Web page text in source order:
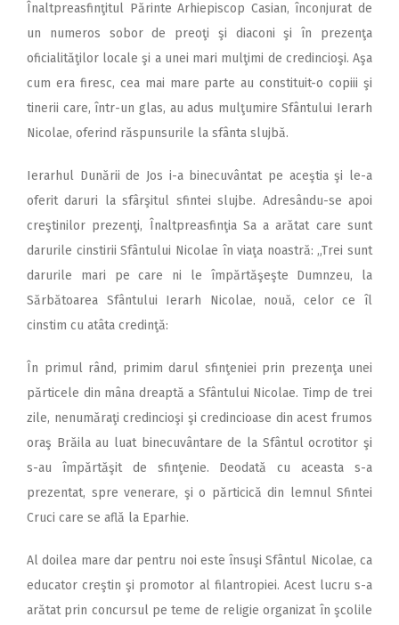
Înaltpreasfinţitul Părinte Arhiepiscop Casian, înconjurat de
un numeros sobor de preoţi şi diaconi şi în prezenţa
oficialităţilor locale şi a unei mari mulţimi de credincioşi. Aşa
cum era firesc, cea mai mare parte au constituit-o copiii şi
tinerii care, într-un glas, au adus mulţumire Sfântului Ierarh
Nicolae, oferind răspunsurile la sfânta slujbă.
Ierarhul Dunării de Jos i-a binecuvântat pe aceştia şi le-a
oferit daruri la sfârşitul sfintei slujbe. Adresându-se apoi
creştinilor prezenţi, Înaltpreasfinţia Sa a arătat care sunt
darurile cinstirii Sfântului Nicolae în viaţa noastră: „Trei sunt
darurile mari pe care ni le împărtăşeşte Dumnzeu, la
Sărbătoarea Sfântului Ierarh Nicolae, nouă, celor ce îl
cinstim cu atâta credinţă:
În primul rând, primim darul sfinţeniei prin prezenţa unei
părticele din mâna dreaptă a Sfântului Nicolae. Timp de trei
zile, nenumăraţi credincioşi şi credincioase din acest frumos
oraş Brăila au luat binecuvântare de la Sfântul ocrotitor şi
s-au împărtăşit de sfinţenie. Deodată cu aceasta s-a
prezentat, spre venerare, şi o părticică din lemnul Sfintei
Cruci care se află la Eparhie.
Al doilea mare dar pentru noi este însuşi Sfântul Nicolae, ca
educator creştin şi promotor al filantropiei. Acest lucru s-a
arătat prin concursul pe teme de religie organizat în şcolile